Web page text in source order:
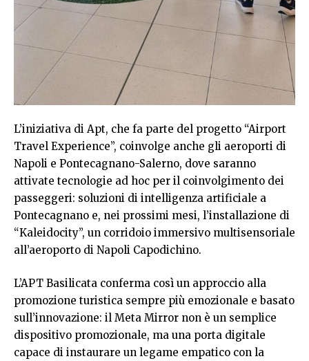
L’iniziativa di Apt, che fa parte del progetto “Airport
Travel Experience”, coinvolge anche gli aeroporti di
Napoli e Pontecagnano-Salerno, dove saranno
attivate tecnologie ad hoc per il coinvolgimento dei
passeggeri: soluzioni di intelligenza artificiale a
Pontecagnano e, nei prossimi mesi, l’installazione di
“Kaleidocity”, un corridoio immersivo multisensoriale
all’aeroporto di Napoli Capodichino.
L’APT Basilicata conferma così un approccio alla
promozione turistica sempre più emozionale e basato
sull’innovazione: il Meta Mirror non è un semplice
dispositivo promozionale, ma una porta digitale
capace di instaurare un legame empatico con la